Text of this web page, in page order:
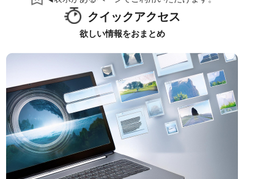
クイックアクセス
欲しい情報をおまとめ